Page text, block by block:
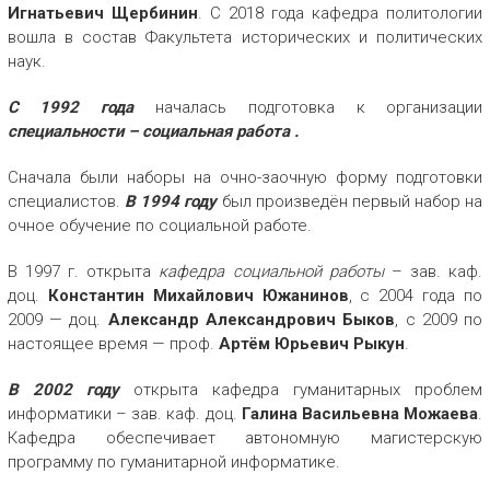
Игнатьевич Щербинин. С 2018 года кафедра политологии
вошла в состав Факультета исторических и политических
наук.
С 1992 годаначалась подготовка к организации
специальности – социальная работа .
Сначала были наборы на очно-заочную форму подготовки
специалистов. В 1994 годубыл произведён первый набор на
очное обучение по социальной работе.
В 1997 г. открыта кафедра социальной работы– зав. каф.
доц. Константин Михайлович Южанинов, с 2004 года по
2009 — доц. Александр Александрович Быков, с 2009 по
настоящее время — проф. Артём Юрьевич Рыкун.
В 2002 годуоткрыта кафедра гуманитарных проблем
информатики – зав. каф. доц. Галина Васильевна Можаева.
Кафедра обеспечивает автономную магистерскую
программу по гуманитарной информатике.